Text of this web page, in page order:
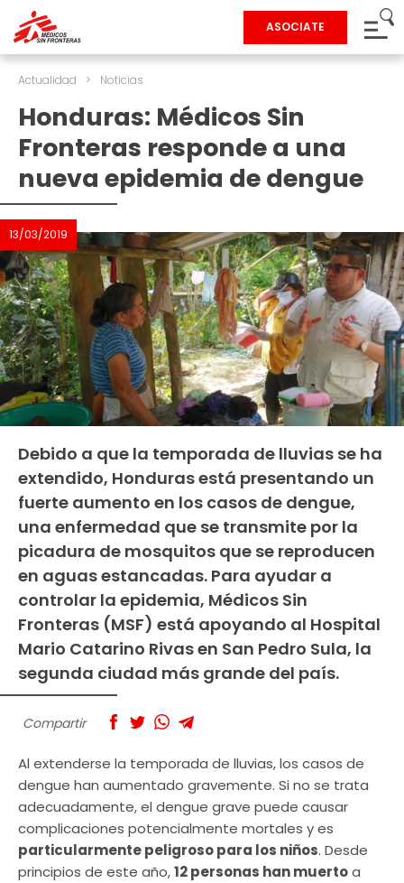
ASOCIATE
Actualidad > Noticias
Honduras: Médicos Sin
Fronteras responde a una
nueva epidemia de dengue
13/03/2019
Debido a que la temporada de lluvias se ha
extendido, Honduras está presentando un
fuerte aumento en los casos de dengue,
una enfermedad que se transmite por la
picadura de mosquitos que se reproducen
en aguas estancadas. Para ayudar a
controlar la epidemia, Médicos Sin
Fronteras (MSF) está apoyando al Hospital
Mario Catarino Rivas en San Pedro Sula, la
segunda ciudad más grande del país.
Compartir
Al extenderse la temporada de lluvias, los casos de
dengue han aumentado gravemente. Si no se trata
adecuadamente, el dengue grave puede causar
complicaciones potencialmente mortales y es
particularmente peligroso para los niños. Desde
principios de este año,12 personas han muertoa